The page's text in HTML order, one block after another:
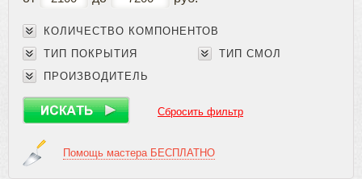
Лаки
Грунтовка для лака
Лак для паркета
Красители для дерева
Средства по уходу
Герметики
КОЛИЧЕСТВО КОМПОНЕНТОВ
ТИП ПОКРЫТИЯ
ТИП СМОЛ
ПРОИЗВОДИТЕЛЬ
Сбросить фильтр
Помощь мастера БЕСПЛАТНО